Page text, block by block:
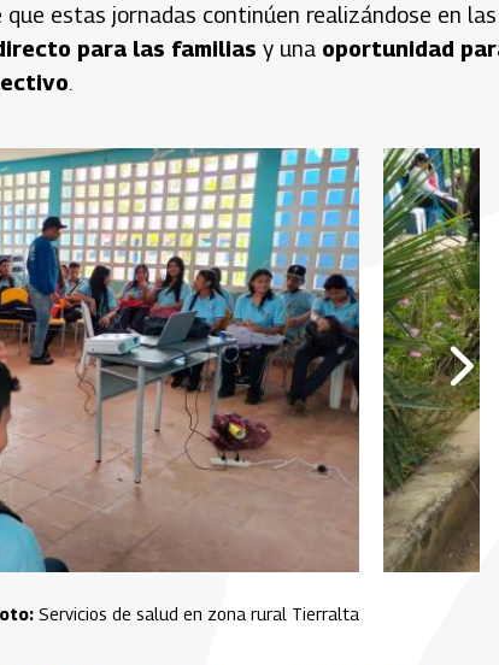
estas jornadas continúen realizándose en las
para las familias y una oportunidad
.
Servicios de salud en zona rural Tierralta